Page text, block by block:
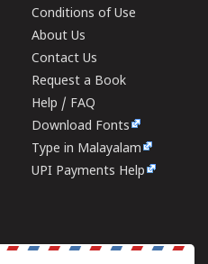
Conditions of Use
About Us
Contact Us
Request a Book
Help / FAQ
Download Fonts
Type in Malayalam
UPI Payments Help